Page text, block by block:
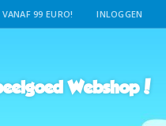
99 EURO! INLOGGEN
Webshop!